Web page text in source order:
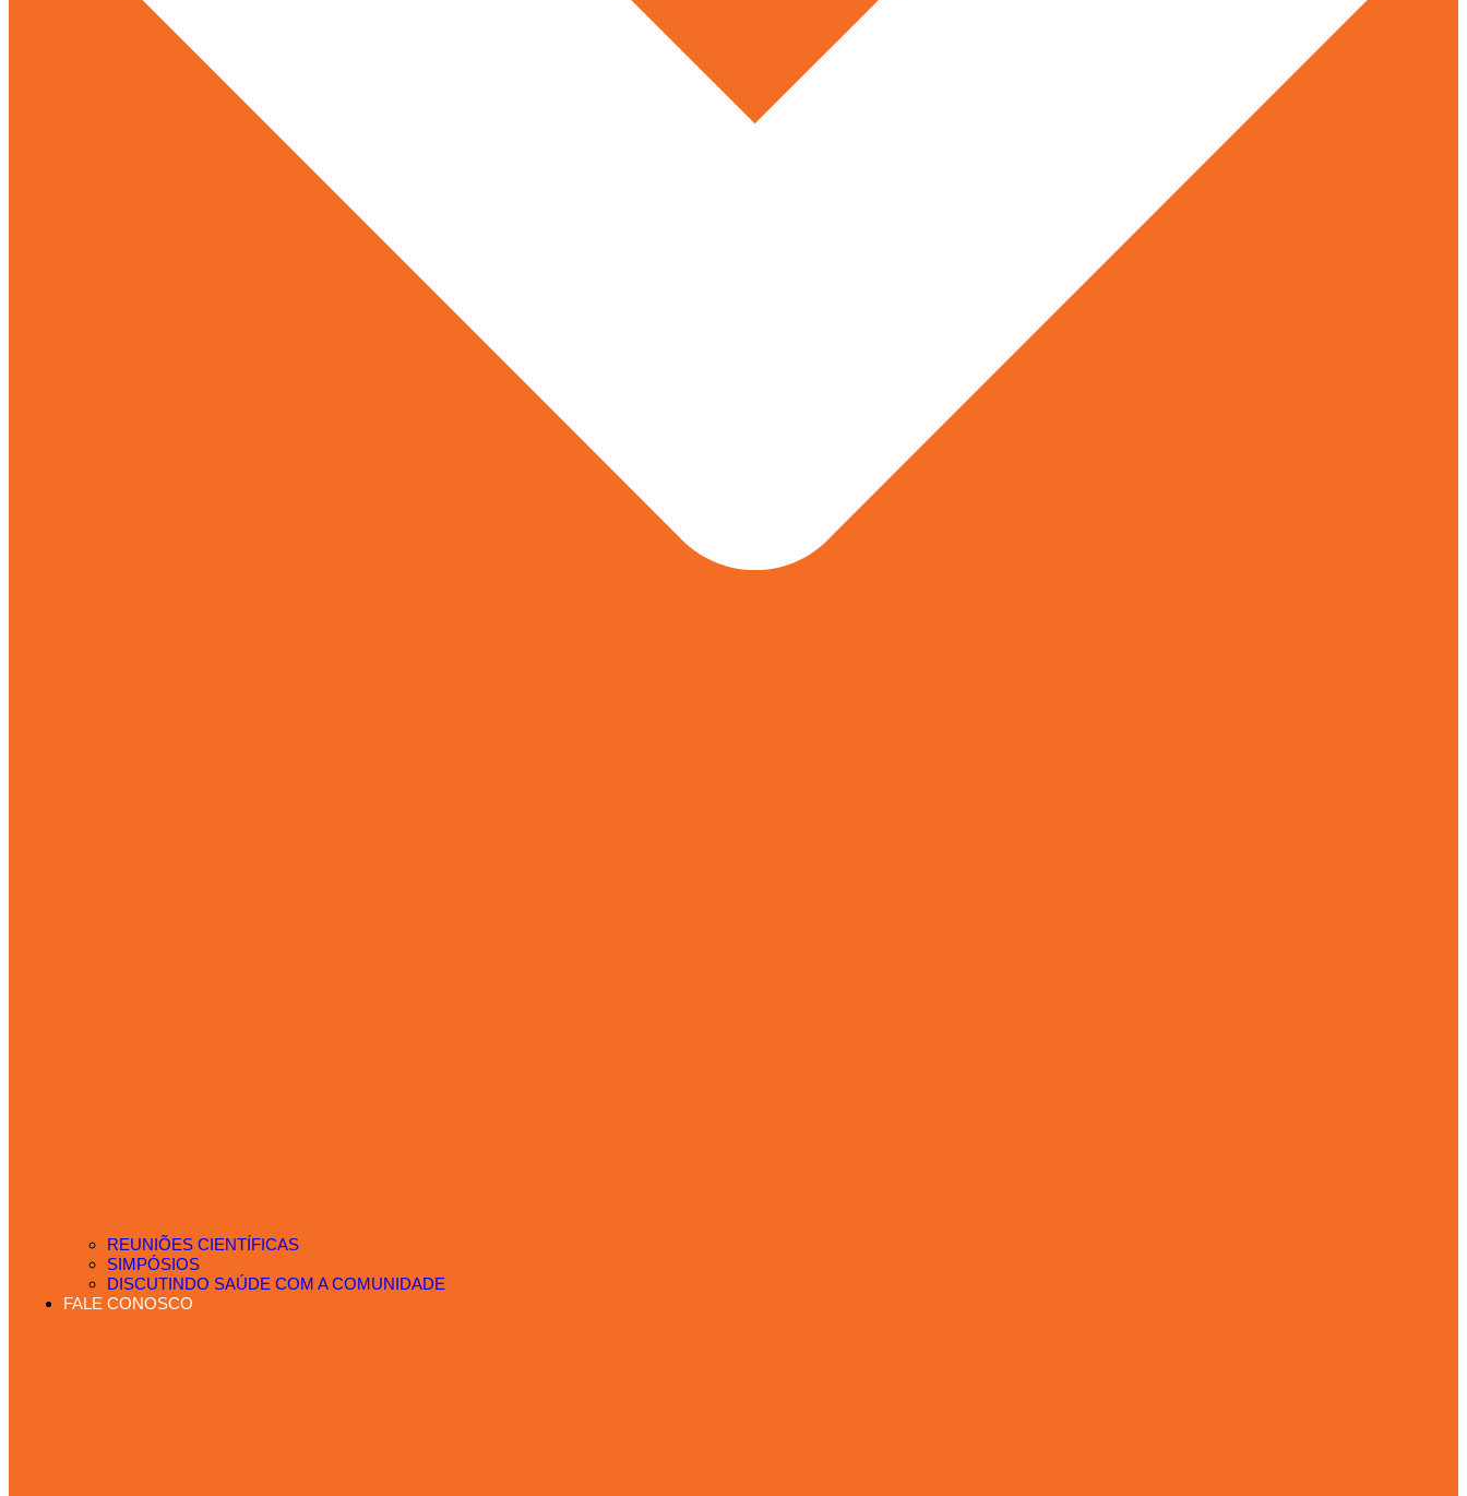
REUNIÕES CIENTÍFICAS
SIMPÓSIOS
DISCUTINDO SAÚDE COM A COMUNIDADE
FALE CONOSCO